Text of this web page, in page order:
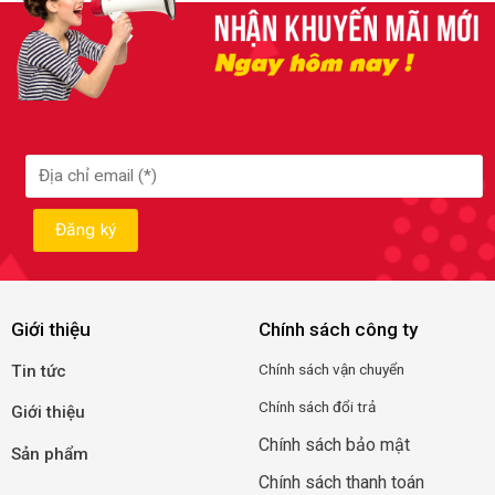
Giới thiệu
Tin tức
Giới thiệu
Sản phẩm
Chính sách công ty
Chính sách vận chuyển
Chính sách đổi trả
Chính sách bảo mật
Chính sách thanh toán